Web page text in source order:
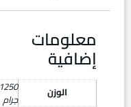
معلومات
إضافية
الوزن 1250
جرام